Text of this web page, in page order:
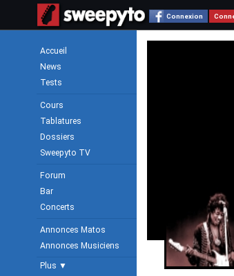
Connexion
Accueil
News
Tests
Cours
Tablatures
Dossiers
Sweepyto TV
Forum
Bar
Concerts
Annonces Matos
Annonces Musiciens
Plus ▼